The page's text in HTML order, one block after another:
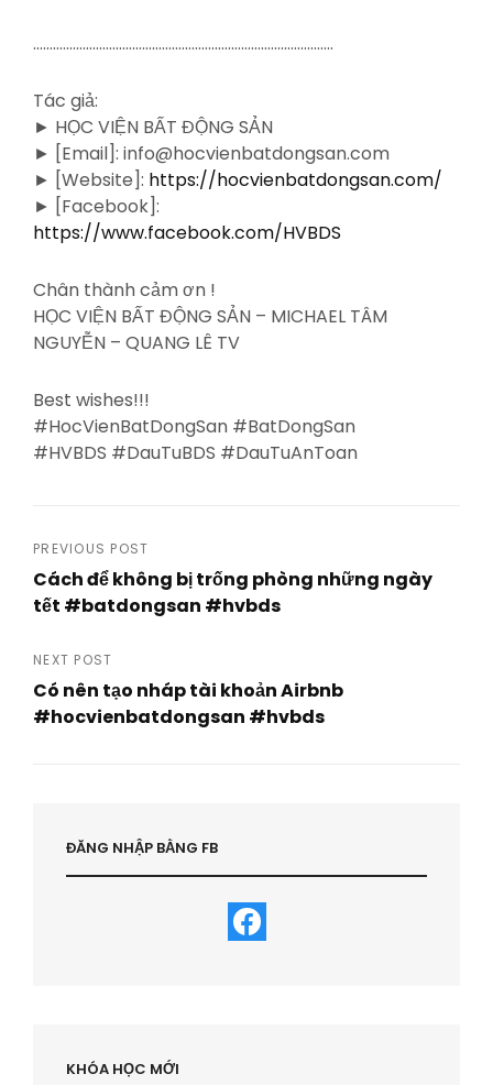
……………………………………………………………………………….
Tác giả:
► HỌC VIỆN BẤT ĐỘNG SẢN
► [Email]: info@hocvienbatdongsan.com
► [Website]: https://hocvienbatdongsan.com/
► [Facebook]:
https://www.facebook.com/HVBDS
Chân thành cảm ơn !
HỌC VIỆN BẤT ĐỘNG SẢN – MICHAEL TÂM
NGUYỄN – QUANG LÊ TV
Best wishes!!!
#HocVienBatDongSan #BatDongSan
#HVBDS #DauTuBDS #DauTuAnToan
Post
navigation
PREVIOUS POST
Cách để không bị trống phòng những ngày
tết #batdongsan #hvbds
Post
NEXT POST
Có nên tạo nháp tài khoản Airbnb
#hocvienbatdongsan #hvbds
ĐĂNG NHẬP BẰNG FB
KHÓA HỌC MỚI